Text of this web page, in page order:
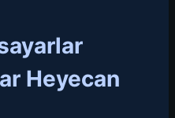
Heyecan